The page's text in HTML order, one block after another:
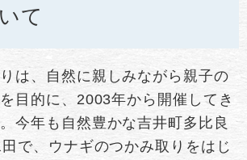
て
は、自然に親しみながら親子の
目的に、2003年から開催してき
今年も自然豊かな吉井町多比良
で、ウナギのつかみ取りをはじ